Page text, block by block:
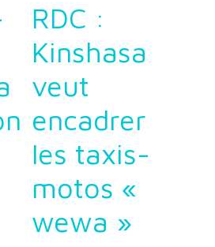
RDC :
Kinshasa
veut
encadrer
les taxis-
motos «
wewa »